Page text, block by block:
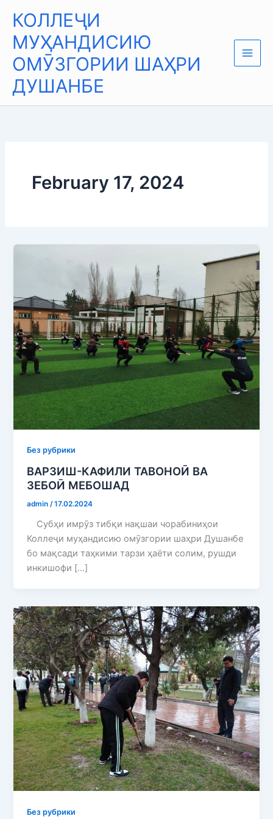
content
КОЛЛЕҶИ
МУҲАНДИСИЮ
ОМӮЗГОРИИ ШАҲРИ
ДУШАНБЕ
February 17, 2024
Без рубрики
ВАРЗИШ-КАФИЛИ ТАВОНОӢ ВА
ЗЕБОӢ МЕБОШАД
admin/17.02.2024
Субҳи имрӯз тибқи нақшаи чорабиниҳои
Коллеҷи муҳандисию омӯзгории шаҳри Душанбе
бо мақсади таҳкими тарзи ҳаёти солим, рушди
инкишофи […]
Без рубрики